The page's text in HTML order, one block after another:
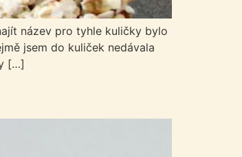
název pro tyhle kuličky bylo
jsem do kuliček nedávala
[…]